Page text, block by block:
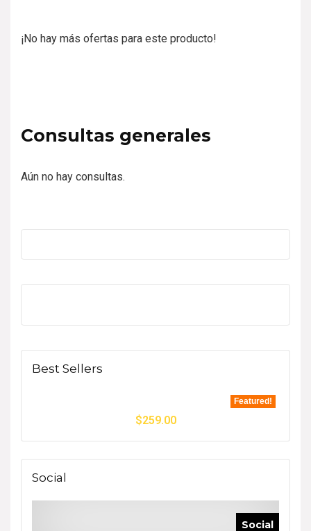
¡No hay más ofertas para este producto!
Consultas generales
Aún no hay consultas.
Best Sellers
Featured!
$259.00
Social
Social